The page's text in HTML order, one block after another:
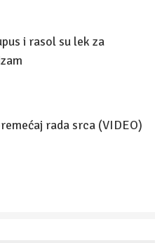
i rasol su lek za
rada srca (VIDEO)